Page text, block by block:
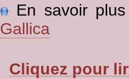
En savoir
Gallica
Cliquez pour